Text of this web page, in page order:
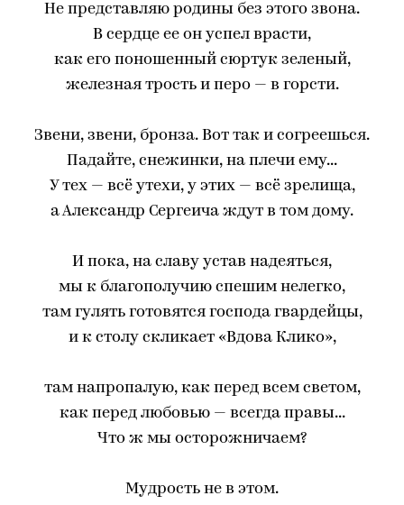
Не представляю родины без этого звона.
В сердце ее он успел врасти,
как его поношенный сюртук зеленый,
железная трость и перо — в горсти.
Звени, звени, бронза. Вот так и согреешься.
Падайте, снежинки, на плечи ему...
У тех — всё утехи, у этих — всё зрелища,
а Александр Сергеича ждут в том дому.
И пока, на славу устав надеяться,
мы к благополучию спешим нелегко,
там гулять готовятся господа гвардейцы,
и к столу скликает «Вдова Клико»,
там напропалую, как перед всем светом,
как перед любовью — всегда правы...
Что ж мы осторожничаем?
Мудрость не в этом.